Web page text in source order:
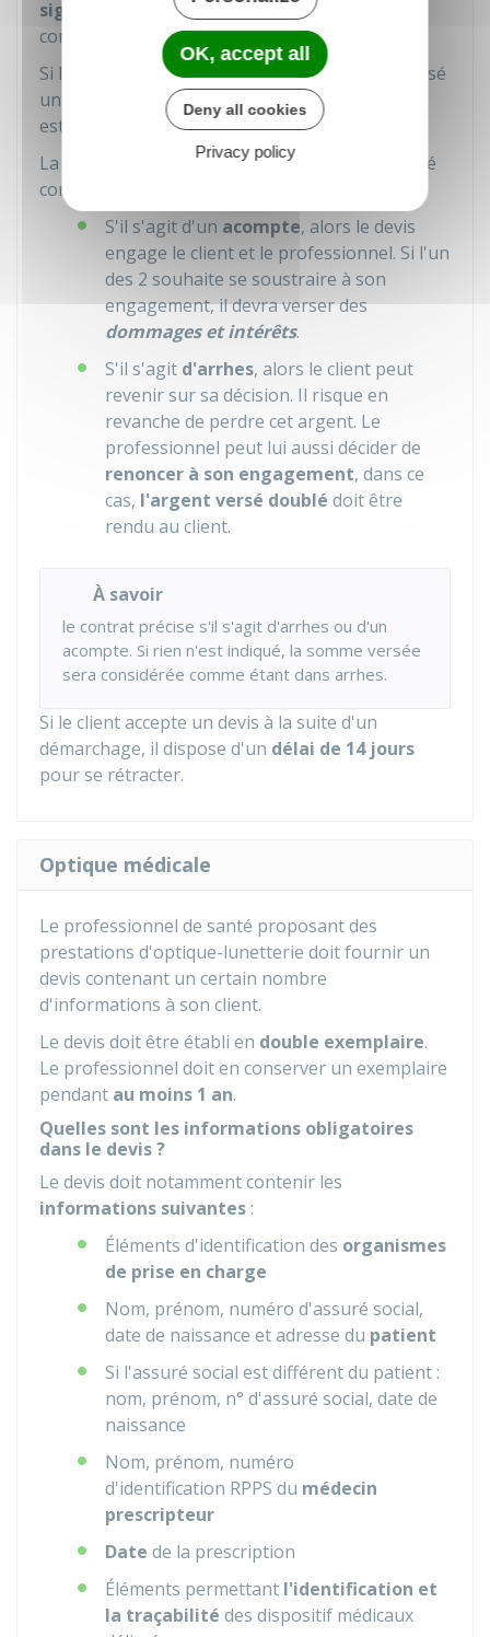
signe le devis
. Cette signature est considérée
comme une expression de sa volonté.
Si le client n'a pas signé le devis, mais qu'il a versé
une partie de la somme due au professionnel, il
est
possible que ce versement l'engage
La situation est différente lorsque l'argent versé
constitue un
S'il s'agit d'un acompte, alors le devis
engage le client et le professionnel. Si l'un
des 2 souhaite se soustraire à son
engagement, il devra verser des
dommages et intérêts.
S'il s'agit d'arrhes, alors le client peut
revenir sur sa décision. Il risque en
revanche de perdre cet argent. Le
professionnel peut lui aussi décider de
renoncer à son engagement, dans ce
cas, l'argent versé doublé doit être
rendu au client.
À savoir
le contrat précise s'il s'agit d'arrhes ou d'un
acompte. Si rien n'est indiqué, la somme versée
sera considérée comme étant dans arrhes.
Si le client accepte un devis à la suite d'un
démarchage, il dispose d'un délai de 14 jours
pour se rétracter.
Optique médicale
Le professionnel de santé proposant des
prestations d'optique-lunetterie doit fournir un
devis contenant un certain nombre
d'informations à son client.
Le devis doit être établi en double exemplaire.
Le professionnel doit en conserver un exemplaire
pendant au moins 1 an.
Quelles sont les informations obligatoires
dans le devis ?
Le devis doit notamment contenir les
informations suivantes :
Éléments d'identification des organismes
de prise en charge
Nom, prénom, numéro d'assuré social,
date de naissance et adresse du patient
Si l'assuré social est différent du patient :
nom, prénom, n° d'assuré social, date de
naissance
Nom, prénom, numéro
d'identification RPPS du médecin
prescripteur
Date de la prescription
Éléments permettant l'identification et
la traçabilité des dispositif médicaux
OK, accept all
Deny all cookies
Privacy policy